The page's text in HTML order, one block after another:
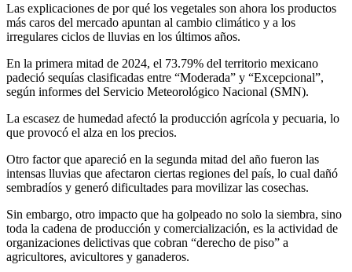
Las explicaciones de por qué los vegetales son ahora los productos
más caros del mercado apuntan al cambio climático y a los
irregulares ciclos de lluvias en los últimos años.
En la primera mitad de 2024, el 73.79% del territorio mexicano
padeció sequías clasificadas entre “Moderada” y “Excepcional”,
según informes del Servicio Meteorológico Nacional (SMN).
La escasez de humedad afectó la producción agrícola y pecuaria, lo
que provocó el alza en los precios.
Otro factor que apareció en la segunda mitad del año fueron las
intensas lluvias que afectaron ciertas regiones del país, lo cual dañó
sembradíos y generó dificultades para movilizar las cosechas.
Sin embargo, otro impacto que ha golpeado no solo la siembra, sino
toda la cadena de producción y comercialización, es la actividad de
organizaciones delictivas que cobran “derecho de piso” a
agricultores, avicultores y ganaderos.